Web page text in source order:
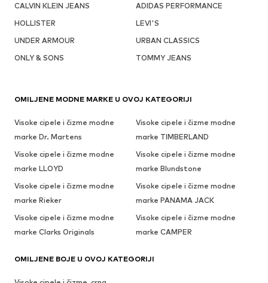
CALVIN KLEIN JEANS
ADIDAS PERFORMANCE
HOLLISTER
LEVI'S
UNDER ARMOUR
URBAN CLASSICS
ONLY & SONS
TOMMY JEANS
OMILJENE MODNE MARKE U OVOJ KATEGORIJI
Visoke cipele i čizme modne
marke Dr. Martens
Visoke cipele i čizme modne
marke TIMBERLAND
Visoke cipele i čizme modne
marke LLOYD
Visoke cipele i čizme modne
marke Blundstone
Visoke cipele i čizme modne
marke Rieker
Visoke cipele i čizme modne
marke PANAMA JACK
Visoke cipele i čizme modne
marke Clarks Originals
Visoke cipele i čizme modne
marke CAMPER
OMILJENE BOJE U OVOJ KATEGORIJI